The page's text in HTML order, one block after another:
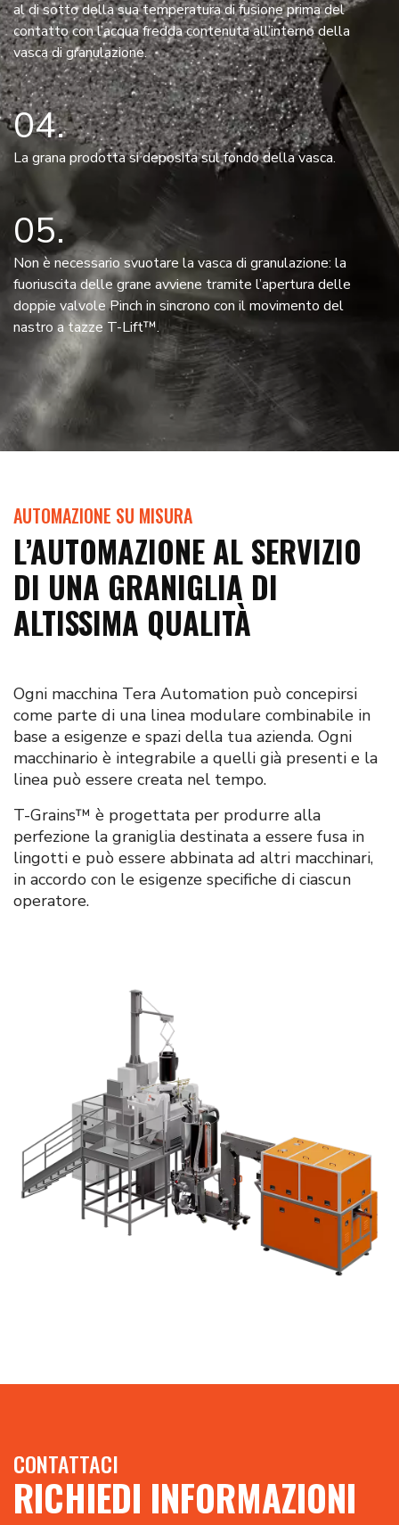
al di sotto della sua temperatura di fusione prima del
contatto con l’acqua fredda contenuta all’interno della
vasca di granulazione.
04
La grana prodotta si deposita sul fondo della vasca.
05
Non è necessario svuotare la vasca di granulazione: la
fuoriuscita delle grane avviene tramite l’apertura delle
doppie valvole Pinch in sincrono con il movimento del
nastro a tazze T-Lift™.
AUTOMAZIONE SU MISURA
L’AUTOMAZIONE AL SERVIZIO
DI UNA GRANIGLIA DI
ALTISSIMA QUALITÀ
Ogni macchina Tera Automation può concepirsi
come parte di una linea modulare combinabile in
base a esigenze e spazi della tua azienda. Ogni
macchinario è integrabile a quelli già presenti e la
linea può essere creata nel tempo.
T-Grains™ è progettata per produrre alla
perfezione la graniglia destinata a essere fusa in
lingotti e può essere abbinata ad altri macchinari,
in accordo con le esigenze specifiche di ciascun
operatore.
CONTATTACI
RICHIEDI INFORMAZIONI